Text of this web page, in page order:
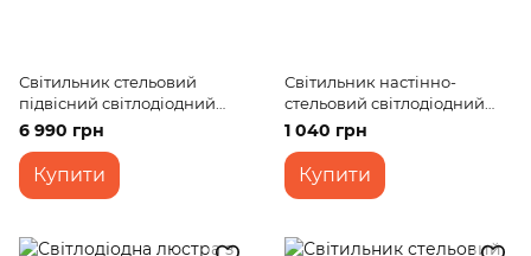
Світильник стельовий
підвісний світлодіодний
BR-962S/54W WH
6 990 грн
Купити
Світильник настінно-
стельовий світлодіодний
накладний W-613/18W CW
1 040 грн
Купити